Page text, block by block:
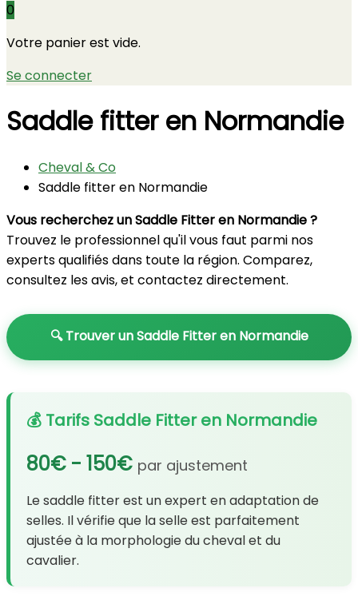
0
Votre panier est vide.
Se connecter
Saddle fitter en Normandie
Cheval & Co
Saddle fitter en Normandie
Vous recherchez un Saddle Fitter en Normandie ?
Trouvez le professionnel qu'il vous faut parmi nos
experts qualifiés dans toute la région. Comparez,
consultez les avis, et contactez directement.
🔍 Trouver un Saddle Fitter en Normandie
💰 Tarifs Saddle Fitter en Normandie
80€ - 150€ par ajustement
Le saddle fitter est un expert en adaptation de
selles. Il vérifie que la selle est parfaitement
ajustée à la morphologie du cheval et du
cavalier.